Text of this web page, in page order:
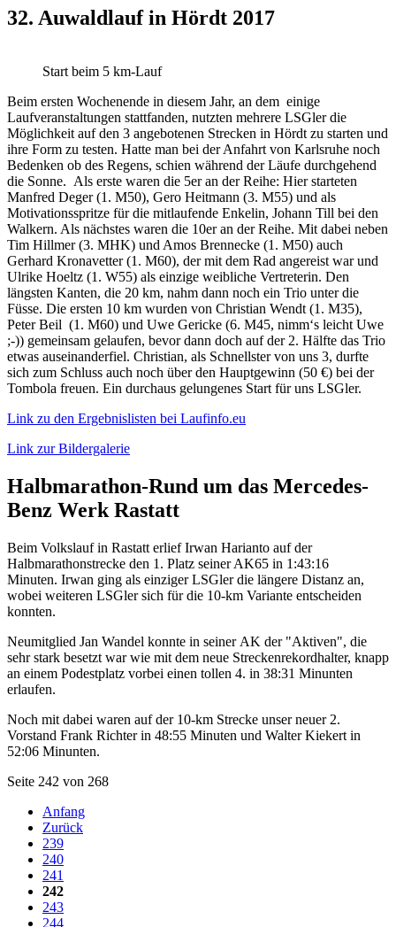
32. Auwaldlauf in Hördt 2017
Start beim 5 km-Lauf
Beim ersten Wochenende in diesem Jahr, an dem einige
Laufveranstaltungen stattfanden, nutzten mehrere LSGler die
Möglichkeit auf den 3 angebotenen Strecken in Hördt zu starten und
ihre Form zu testen. Hatte man bei der Anfahrt von Karlsruhe noch
Bedenken ob des Regens, schien während der Läufe durchgehend
die Sonne. Als erste waren die 5er an der Reihe: Hier starteten
Manfred Deger (1. M50), Gero Heitmann (3. M55) und als
Motivationsspritze für die mitlaufende Enkelin, Johann Till bei den
Walkern. Als nächstes waren die 10er an der Reihe. Mit dabei neben
Tim Hillmer (3. MHK) und Amos Brennecke (1. M50) auch
Gerhard Kronavetter (1. M60), der mit dem Rad angereist war und
Ulrike Hoeltz (1. W55) als einzige weibliche Vertreterin. Den
längsten Kanten, die 20 km, nahm dann noch ein Trio unter die
Füsse. Die ersten 10 km wurden von Christian Wendt (1. M35),
Peter Beil (1. M60) und Uwe Gericke (6. M45, nimm‘s leicht Uwe
;-)) gemeinsam gelaufen, bevor dann doch auf der 2. Hälfte das Trio
etwas auseinanderfiel. Christian, als Schnellster von uns 3, durfte
sich zum Schluss auch noch über den Hauptgewinn (50 €) bei der
Tombola freuen. Ein durchaus gelungenes Start für uns LSGler.
Link zu den Ergebnislisten bei Laufinfo.eu
Link zur Bildergalerie
Halbmarathon-Rund um das Mercedes-
Benz Werk Rastatt
Beim Volkslauf in Rastatt erlief Irwan Harianto auf der
Halbmarathonstrecke den 1. Platz seiner AK65 in 1:43:16
Minuten. Irwan ging als einziger LSGler die längere Distanz an,
wobei weiteren LSGler sich für die 10-km Variante entscheiden
konnten.
Neumitglied Jan Wandel konnte in seiner AK der "Aktiven", die
sehr stark besetzt war wie mit dem neue Streckenrekordhalter, knapp
an einem Podestplatz vorbei einen tollen 4. in 38:31 Minunten
erlaufen.
Noch mit dabei waren auf der 10-km Strecke unser neuer 2.
Vorstand Frank Richter in 48:55 Minuten und Walter Kiekert in
52:06 Minunten.
Seite 242 von 268
Anfang
Zurück
239
240
241
242
243
244